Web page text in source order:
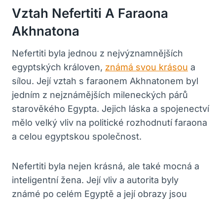
Vztah Nefertiti A Faraona
Akhnatona
Nefertiti byla jednou z nejvýznamnějších
egyptských královen, známá svou krásou a
sílou. Její vztah s faraonem Akhnatonem byl
jedním z nejznámějších mileneckých párů
starověkého Egypta. Jejich láska a spojenectví
mělo velký vliv na politické rozhodnutí faraona
a celou egyptskou společnost.
Nefertiti byla nejen krásná, ale také mocná a
inteligentní žena. Její vliv a autorita byly
známé po celém Egyptě a její obrazy jsou